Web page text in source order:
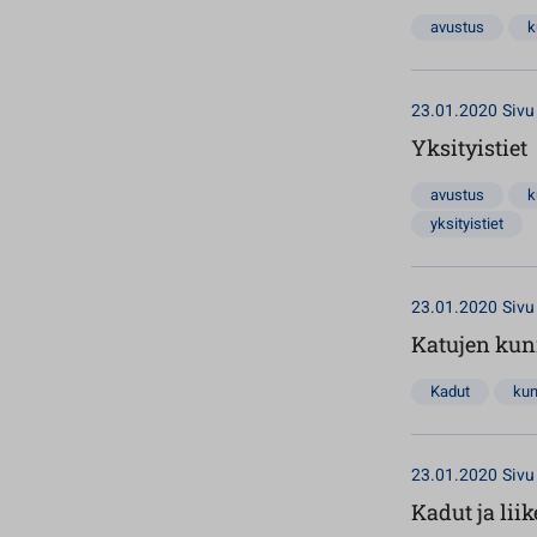
avustus
23.01.2020 Sivu
Yksityistiet
avustus
yksityistiet
23.01.2020 Sivu
Katujen
Kadut
23.01.2020 Sivu
Kadut ja